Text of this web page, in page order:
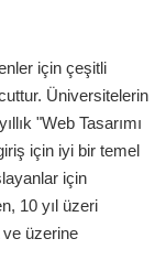
için çeşitli
Üniversitelerin
"Web Tasarımı
için iyi bir temel
için
10 yıl üzeri
ve üzerine